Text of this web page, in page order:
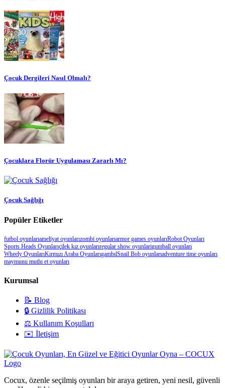
Çocuk Dergileri Nasıl Olmalı?
Çocuklara Florür Uygulaması Zararlı Mı?
Çocuk Sağlığı
Popüler Etiketler
futbol oyunlarıameliyat oyunlarızombi oyunlarıarmor games oyunlarıRobot Oyunları
Sports Heads Oyunlarıçilek kız oyunlarıregular show oyunlarigumball oyunları
Wheely OyunlarıKırmızı Araba OyunlarıgambılSnail Bob oyunlarıadventure time oyunları
maymunu mutlu et oyunları
Kurumsal
📝 Blog
🔒 Gizlilik Politikası
⚖️ Kullanım Koşulları
✉️ İletişim
Cocux, özenle seçilmiş oyunları bir araya getiren, yeni nesil, güvenli